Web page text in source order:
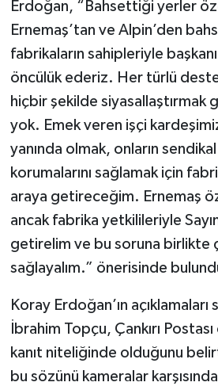
Erdoğan, “Bahsettiği yerler
Ernemaş’tan ve Alpin’den
fabrikaların sahipleriyle
öncülük ederiz. Her türlü
hiçbir şekilde siyasallaştırmak
yok. Emek veren işçi
yanında olmak, onların sendikal
korumalarını sağlamak için
araya getireceğim. Ernemaş
ancak fabrika yetkilileriyle
getirelim ve bu soruna birlikte
sağlayalım.” önerisinde
Koray Erdoğan’ın açıklamaları
İbrahim Topçu, Çankırı Postası
kanıt niteliğinde olduğunu
bu sözünü kameralar